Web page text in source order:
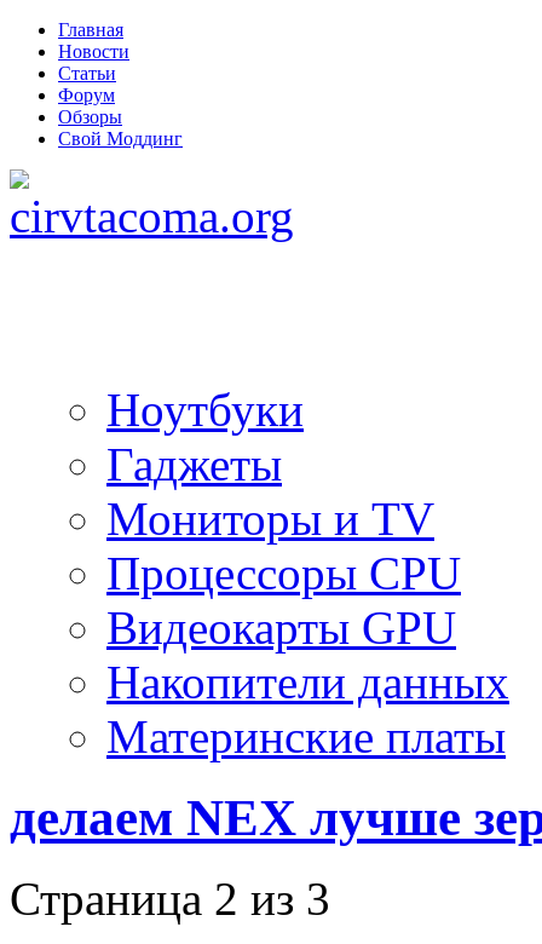
Главная
Новости
Статьи
Форум
Обзоры
Свой Моддинг
Ноутбуки
Гаджеты
Мониторы и TV
Процессоры CPU
Видеокарты GPU
Накопители данных
Материнские платы
делаем NEX лучше
Страница 2 из 3